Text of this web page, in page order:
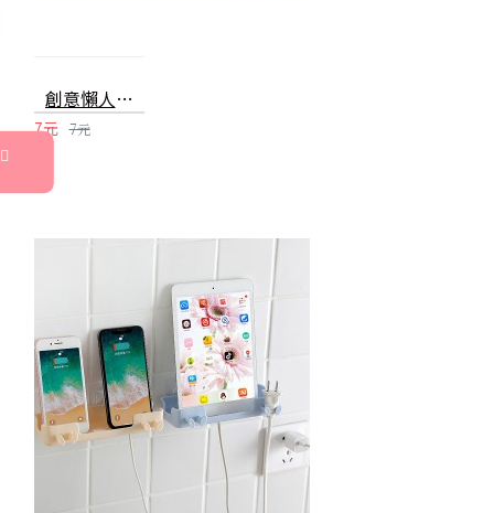
創意懶人手機支架 指環手機架 手指支架 輔助支架 追劇神器
7元 7元